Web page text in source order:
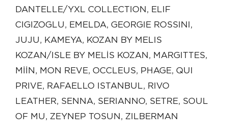
DANTELLE/YXL COLLECTION, ELIF
CIGIZOGLU, EMELDA, GEORGIE ROSSINI,
JUJU, KAMEYA, KOZAN BY MELIS
KOZAN/ISLE BY MELİS KOZAN, MARGITTES,
MİİN, MON REVE, OCCLEUS, PHAGE, QUI
PRIVE, RAFAELLO ISTANBUL, RIVO
LEATHER, SENNA, SERIANNO, SETRE, SOUL
OF MU, ZEYNEP TOSUN, ZILBERMAN